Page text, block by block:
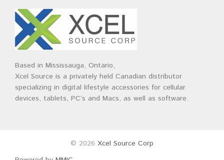
Based in Mississauga, Ontario,
Xcel Source is a privately held Canadian distributor
specializing in digital lifestyle accessories for cellular
devices, tablets, PC’s and Macs, as well as software.
© 2026 Xcel Source Corp